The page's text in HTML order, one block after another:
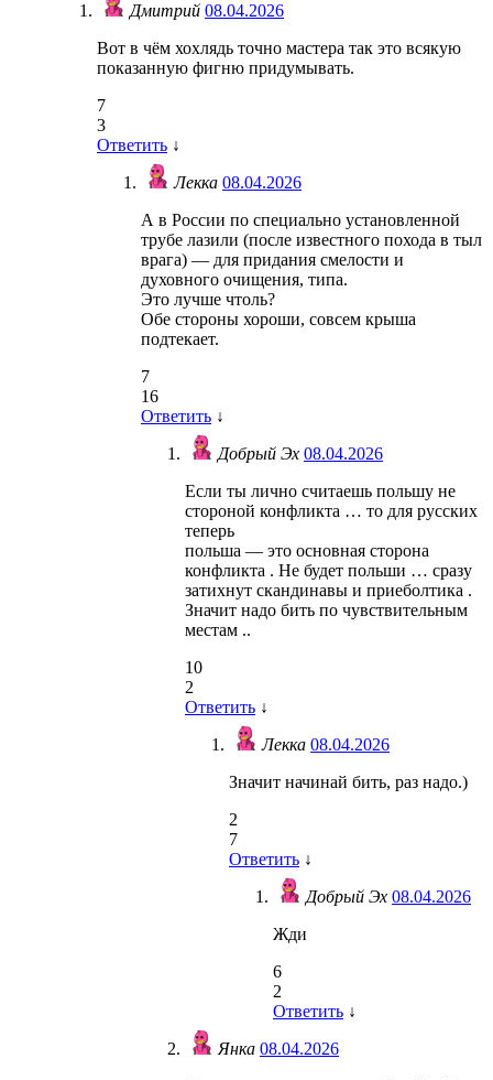
Дмитрий 08.04.2026
Вот в чём хохлядь точно мастера так это всякую
показанную фигню придумывать.
7
3
Ответить ↓
Лекка 08.04.2026
А в России по специально установленной
трубе лазили (после известного похода в тыл
врага) — для придания смелости и
духовного очищения, типа.
Это лучше чтоль?
Обе стороны хороши, совсем крыша
подтекает.
7
16
Ответить ↓
Добрый Эх 08.04.2026
Если ты лично считаешь польшу не
стороной конфликта … то для русских
теперь
польша — это основная сторона
конфликта . Не будет польши … сразу
затихнут скандинавы и приеболтика .
Значит надо бить по чувствительным
местам ..
10
2
Ответить ↓
Лекка 08.04.2026
Значит начинай бить, раз надо.)
2
7
Ответить ↓
Добрый Эх 08.04.2026
Жди
6
2
Ответить ↓
Янка 08.04.2026